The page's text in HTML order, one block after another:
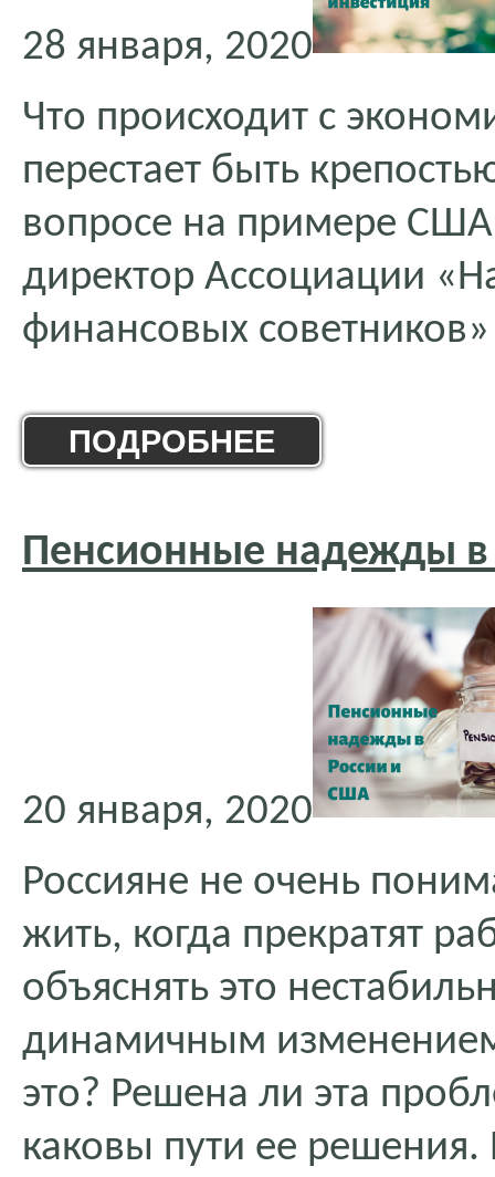
28 января, 2020
Что происходит с
перестает быть
вопросе на примере
директор Ассоциации
финансовых
ПОДРОБНЕЕ
Пенсионные надежды
20 января, 2020
Россияне не очень
жить, когда прекратят
объяснять это
динамичным изменением
это? Решена ли эта
каковы пути ее решения.